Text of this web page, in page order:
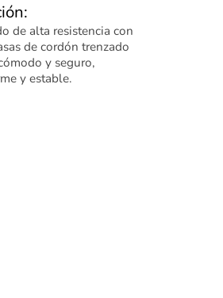
de alta resistencia con
de cordón trenzado
y seguro,
y estable.